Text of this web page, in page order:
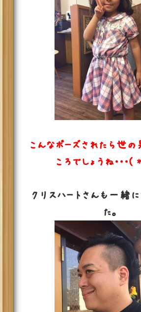
こんなポーズされたら世の
ころでしょうね・・・(
クリスハートさんも一緒に
た。